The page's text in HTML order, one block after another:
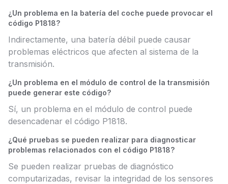
¿Un problema en la batería del coche puede provocar el
código P1818?
Indirectamente, una batería débil puede causar
problemas eléctricos que afecten al sistema de la
transmisión.
¿Un problema en el módulo de control de la transmisión
puede generar este código?
Sí, un problema en el módulo de control puede
desencadenar el código P1818.
¿Qué pruebas se pueden realizar para diagnosticar
problemas relacionados con el código P1818?
Se pueden realizar pruebas de diagnóstico
computarizadas, revisar la integridad de los sensores